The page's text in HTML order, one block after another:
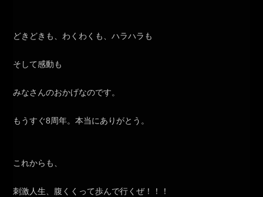
どきどきも、わくわくも、ハラハラも
そして感動も
みなさんのおかげなのです。
もうすぐ8周年。本当にありがとう。
これからも、
刺激人生、腹くくって歩んで行くぜ！！！